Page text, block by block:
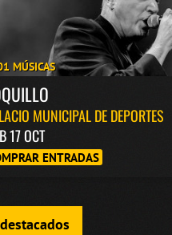
MÚSICAS
MUNICIPAL DE DEPORTES
17 OCT
ENTRADAS